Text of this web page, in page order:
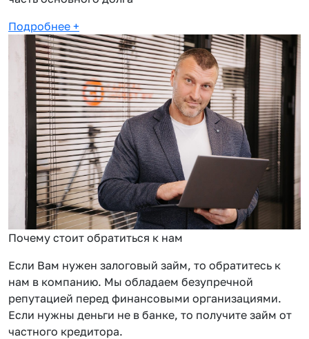
Подробнее +
Почему стоит обратиться к нам
Если Вам нужен залоговый займ, то обратитесь к
нам в компанию. Мы обладаем безупречной
репутацией перед финансовыми организациями.
Если нужны деньги не в банке, то получите займ от
частного кредитора.